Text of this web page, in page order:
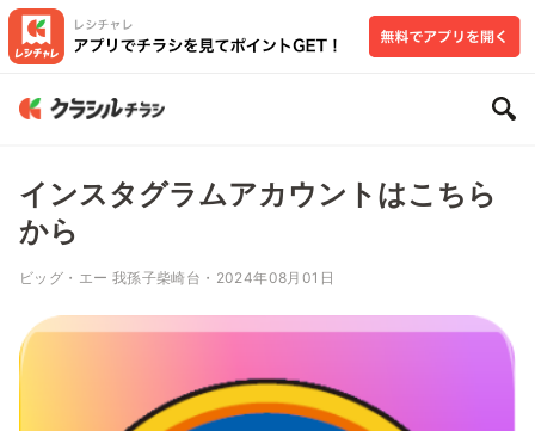
インスタグラムアカウントはこちら
から
ビッグ・エー 我孫子柴崎台・2024年08月01日